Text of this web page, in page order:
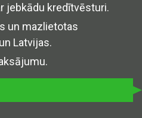
jebkādu kredītvēsturi.
un mazlietotas
Latvijas.